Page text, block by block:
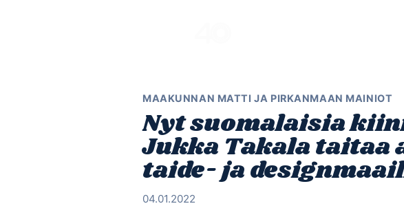
MAAKUNNAN MATTI JA PIRKANMAAN MAINIOT
Nyt suomalaisia
Jukka Takala
taide- ja
04.01.2022